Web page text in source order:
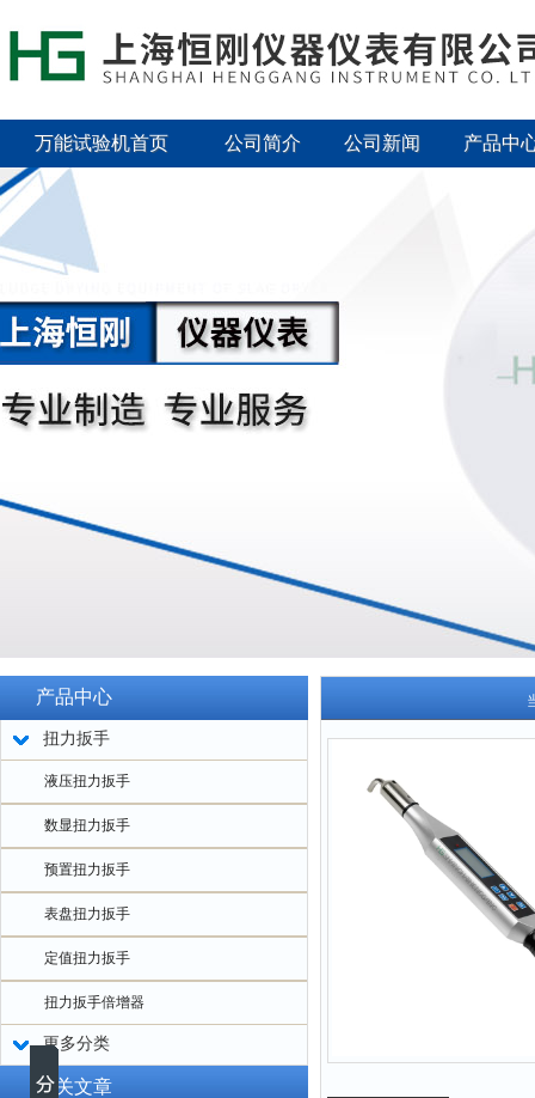
万能试验机首页 公司简介 公司新闻 产品中
产品中心
扭力扳手
液压扭力扳手
数显扭力扳手
预置扭力扳手
表盘扭力扳手
定值扭力扳手
扭力扳手倍增器
更多分类
相关文章